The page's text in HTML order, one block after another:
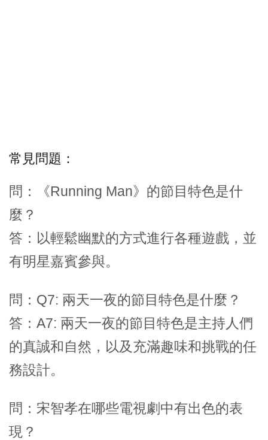
常見問題：
問：《Running Man》的節目特色是什
麼？
答：以輕鬆幽默的方式進行各種遊戲，並
有明星嘉賓參與。
問：Q7: 兩天一夜的節目特色是什麼？
答：A7: 兩天一夜的節目特色是主持人們
的真誠和自然，以及充滿趣味和挑戰的任
務設計。
問：宋智孝在哪些電視劇中有出色的表
現？